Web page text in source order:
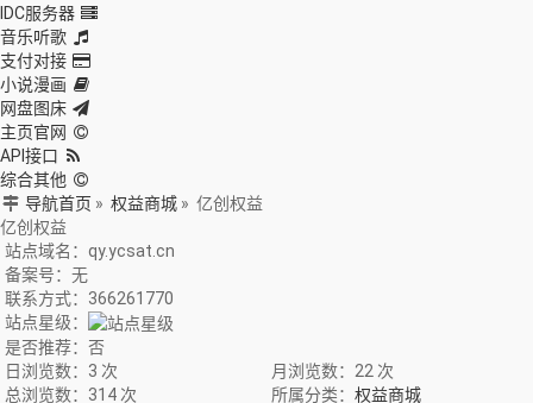
IDC服务器
音乐听歌
支付对接
小说漫画
网盘图床
主页官网
API接口
综合其他
导航首页 » 权益商城 » 亿创权益
亿创权益
站点域名：qy.ycsat.cn
备案号：无
联系方式：366261770
站点星级：
是否推荐：否
日浏览数：3 次
月浏览数：22 次
总浏览数：314 次
所属分类： 权益商城